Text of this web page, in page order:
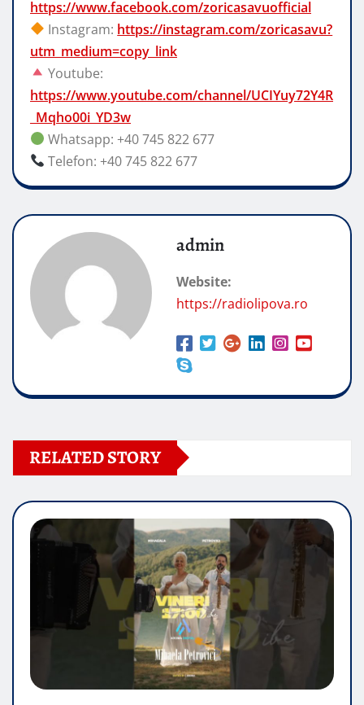
https://www.facebook.com/zoricasavuofficial
Instagram: https://instagram.com/zoricasavu?
utm_medium=copy_link
Youtube:
https://www.youtube.com/channel/UCIYuy72Y4R
_Mqho00i_YD3w
Whatsapp: +40 745 822 677
Telefon: +40 745 822 677
admin
Website:
https://radiolipova.ro
RELATED STORY